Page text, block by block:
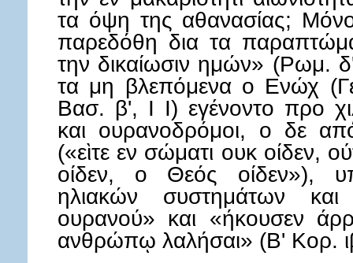
τα όψη της αθανασίας;
παρεδόθη δια τα
την δικαίωσιν ημών» (Ρωμ.
τα μη βλεπόμενα ο Ενώχ
Βασ. β', Ι Ι) εγένοντο προ
και ουρανοδρόμοι, ο δε
(«εὶτε εν σώματι ουκ οίδεν,
οίδεν, ο Θεός οίδεν»),
ηλιακών συστημάτων
ουρανού» και «ήκουσεν
ανθρώπῳ λαλήσαι» (Β' Κορ.